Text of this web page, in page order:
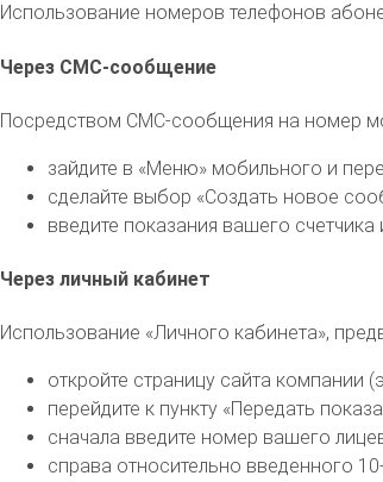
Использование номеров телефонов
Через СМС-сообщение
Посредством СМС-сообщения на номер
зайдите в «Меню» мобильного и
сделайте выбор «Создать новое
введите показания вашего
Через личный кабинет
Использование «Личного кабинета»,
откройте страницу сайта компании
перейдите к пункту «Передать
сначала введите номер вашего
справа относительно введенного